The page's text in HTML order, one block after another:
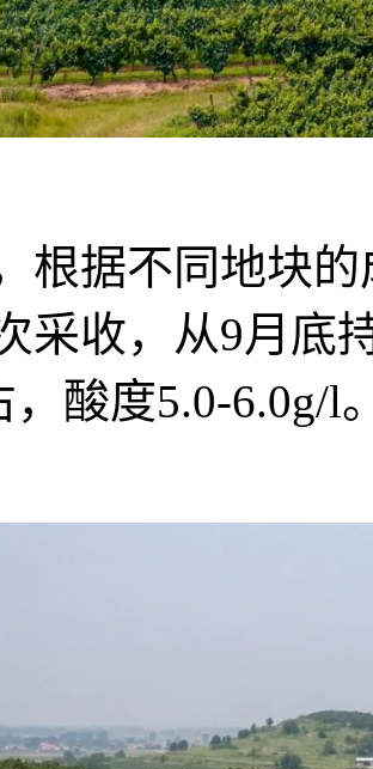
根据不同地块
采收，从9月底
酸度5.0-6.0g/l